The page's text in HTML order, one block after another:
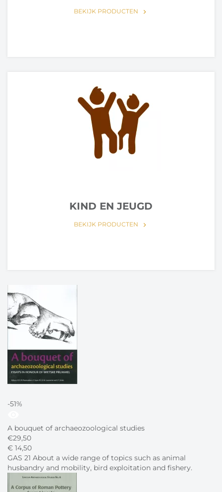
BEKIJK PRODUCTEN keyboard_arrow_right
KIND EN JEUGD
BEKIJK PRODUCTEN keyboard_arrow_right
-51%
A bouquet of archaeozoological studies
€29,50
€ 14,50
GAS 21 About a wide range of topics such as animal
husbandry and mobility, bird exploitation and fishery.